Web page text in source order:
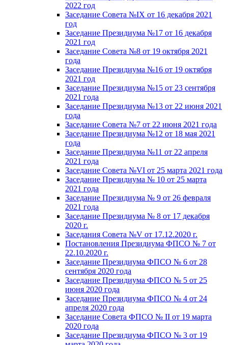
2022 год
Заседание Совета №IX от 16 декабря 2021
год
Заседание Президиума №17 от 16 декабря
2021 год
Заседание Совета №8 от 19 октября 2021
года
Заседание Президиума №16 от 19 октября
2021 год
Заседание Президиума №15 от 23 сентября
2021 года
Заседание Президиума №13 от 22 июня 2021
года
Заседание Совета №7 от 22 июня 2021 года
Заседание Президиума №12 от 18 мая 2021
года
Заседание Президиума №11 от 22 апреля
2021 года
Заседание Совета №VI от 25 марта 2021 года
Заседание Президиума № 10 от 25 марта
2021 года
Заседание Президиума № 9 от 26 февраля
2021 года
Заседание Президиума № 8 от 17 декабря
2020 г.
Заседания Совета №V от 17.12.2020 г.
Постановления Президиума ФПСО № 7 от
22.10.2020 г.
Заседание Президиума ФПСО № 6 от 28
сентября 2020 года
Заседание Президиума ФПСО № 5 от 25
июня 2020 года
Заседание Президиума ФПСО № 4 от 24
апреля 2020 года
Заседание Совета ФПСО № II от 19 марта
2020 года
Заседание Президиума ФПСО № 3 от 19